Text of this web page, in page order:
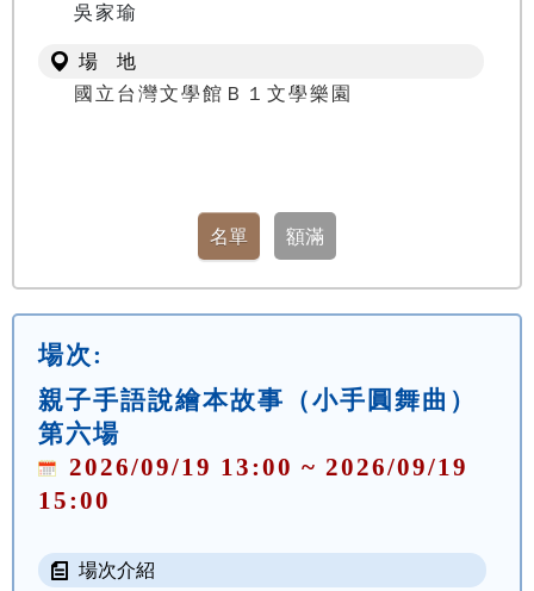
吳家瑜
場 地
國立台灣文學館Ｂ１文學樂園
場次:
親子手語說繪本故事（小手圓舞曲）
第六場
2026/09/19 13:00 ~ 2026/09/19
15:00
場次介紹